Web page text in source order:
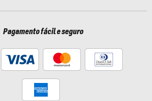
Pagamento fácil e seguro